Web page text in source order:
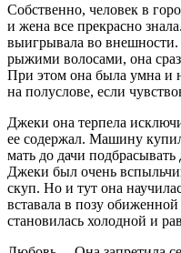
Собственно, человек в
и жена все прекрасно
выигрывала во
рыжими волосами, она
При этом она была умна и
на полуслове, если
Джеки она терпела
ее содержал. Машину
мать до дачи
Джеки был очень
скуп. Но и тут она
вставала в позу
становилась холодной и